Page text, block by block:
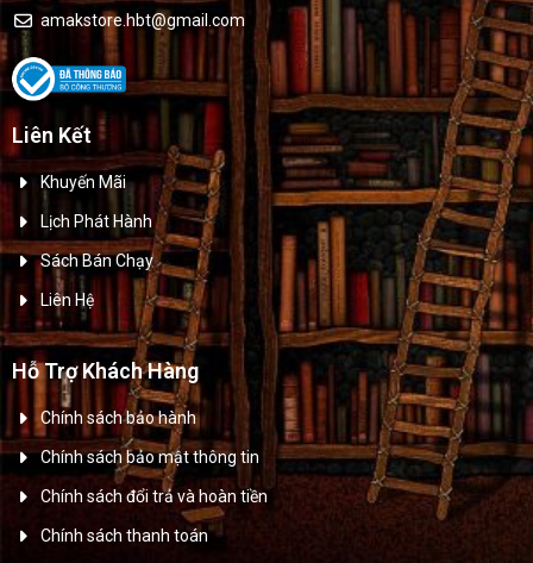
amakstore.hbt@gmail.com
Liên Kết
Khuyến Mãi
Lịch Phát Hành
Sách Bán Chạy
Liên Hệ
Hỗ Trợ Khách Hàng
Chính sách bảo hành
Chính sách bảo mật thông tin
Chính sách đổi trả và hoàn tiền
Chính sách thanh toán